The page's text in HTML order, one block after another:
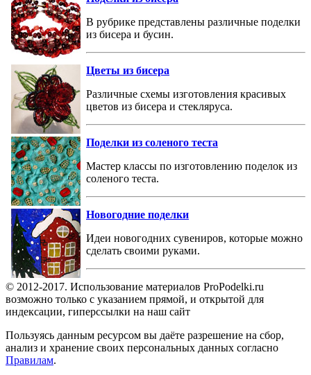
В рубрике представлены различные поделки
из бисера и бусин.
Цветы из бисера
Различные схемы изготовления красивых
цветов из бисера и стекляруса.
Поделки из соленого теста
Мастер классы по изготовлению поделок из
соленого теста.
Новогодние поделки
Идеи новогодних сувениров, которые можно
сделать своими руками.
© 2012-2017. Использование материалов ProPodelki.ru
возможно только с указанием прямой, и открытой для
индексации, гиперссылки на наш сайт
Пользуясь данным ресурсом вы даёте разрешение на сбор,
анализ и хранение своих персональных данных согласно
Правилам.